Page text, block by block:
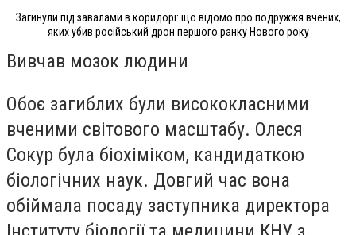
Загинули під завалами в коридорі: що відомо про подружжя вчених,
яких убив російський дрон першого ранку Нового року
Вивчав мозок людини
Обоє загиблих були висококласними
вченими світового масштабу. Олеся
Сокур була біохіміком, кандидаткою
біологічних наук. Довгий час вона
обіймала посаду заступника директора